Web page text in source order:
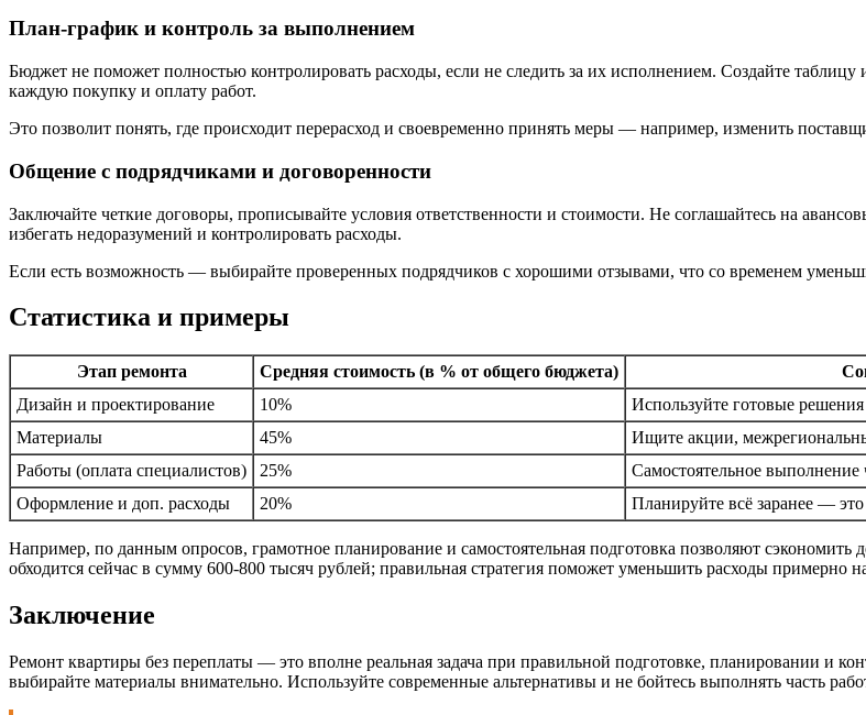
План-график и контроль за выполнением
Бюджет не поможет полностью контролировать расходы, если не следить за их исполнением. Создайте
каждую покупку и оплату работ.
Это позволит понять, где происходит перерасход и своевременно принять меры — например, изменить
Общение с подрядчиками и договоренности
Заключайте четкие договоры, прописывайте условия ответственности и стоимости. Не соглашайтесь на
избегать недоразумений и контролировать расходы.
Если есть возможность — выбирайте проверенных подрядчиков с хорошими отзывами, что со временем
Статистика и примеры
Этап ремонта Средняя стоимость (в % от общего бюджета)
Дизайн и проектирование
10%
Используйте готовые
Материалы
45%
Ищите акции,
Работы (оплата специалистов)
25%
Самостоятельное выполнение
Оформление и доп. расходы
20% Планируйте всё заранее —
Например, по данным опросов, грамотное планирование и самостоятельная подготовка позволяют
обходится сейчас в сумму 600-800 тысяч рублей; правильная стратегия поможет уменьшить расходы примерно
Заключение
Ремонт квартиры без переплаты — это вполне реальная задача при правильной подготовке, планировании и
выбирайте материалы внимательно. Используйте современные альтернативы и не бойтесь выполнять часть